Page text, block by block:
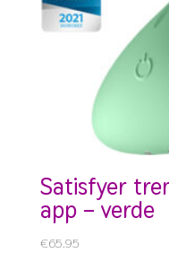
satisfyer trendsetter connect
app – verde
€65.95